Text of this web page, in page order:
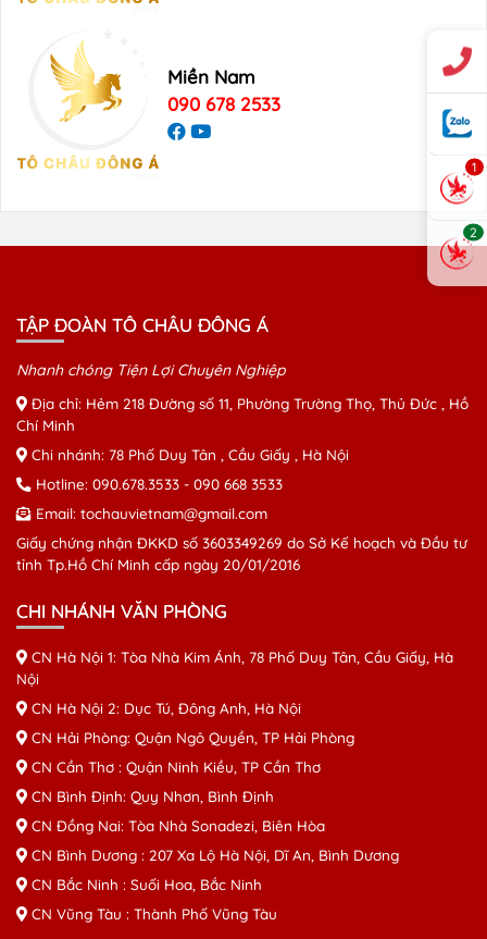
Miền Nam
090 678 2533
TẬP ĐOÀN TÔ CHÂU ĐÔNG Á
Nhanh chóng Tiện Lợi Chuyên Nghiệp
Địa chỉ: Hẻm 218 Đường số 11, Phường Trường Thọ, Thủ Đức , Hồ
Chí Minh
Chi nhánh: 78 Phố Duy Tân , Cầu Giấy , Hà Nội
Hotline: 090.678.3533 - 090 668 3533
Email: tochauvietnam@gmail.com
Giấy chứng nhận ĐKKD số 3603349269 do Sở Kế hoạch và Đầu tư
tỉnh Tp.Hồ Chí Minh cấp ngày 20/01/2016
1
2
CHI NHÁNH VĂN PHÒNG
CN Hà Nội 1: Tòa Nhà Kim Ánh, 78 Phố Duy Tân, Cầu Giấy, Hà
Nội
CN Hà Nội 2: Dục Tú, Đông Anh, Hà Nội
CN Hải Phòng: Quận Ngô Quyền, TP Hải Phòng
CN Cần Thơ : Quận Ninh Kiều, TP Cần Thơ
CN Bình Định: Quy Nhơn, Bình Định
CN Đồng Nai: Tòa Nhà Sonadezi, Biên Hòa
CN Bình Dương : 207 Xa Lộ Hà Nội, Dĩ An, Bình Dương
CN Bắc Ninh : Suối Hoa, Bắc Ninh
CN Vũng Tàu : Thành Phố Vũng Tàu